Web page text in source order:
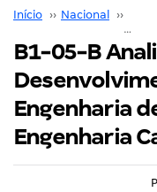
Início ›› Nacional ››
B1-05-B
Engenharia
Engenharia